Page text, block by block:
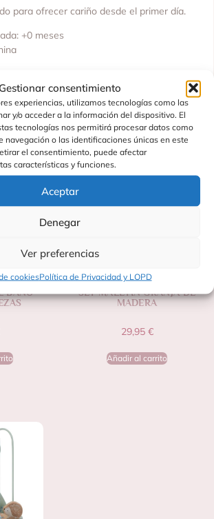
Gestionar consentimiento
experiencias, utilizamos tecnologías como las
y/o acceder a la información del dispositivo. El
tecnologías nos permitirá procesar datos como
navegación o las identificaciones únicas en este
el consentimiento, puede afectar
características y funciones.
Aceptar
Denegar
Ver preferencias
cookiesPolítica de Privacidad y LOPD
para ofrecer cariño desde el primer día.
+0 meses
BAÑO
SET MALETÍN GRANJA DE
MADERA
29,95 €
Añadir al carrito